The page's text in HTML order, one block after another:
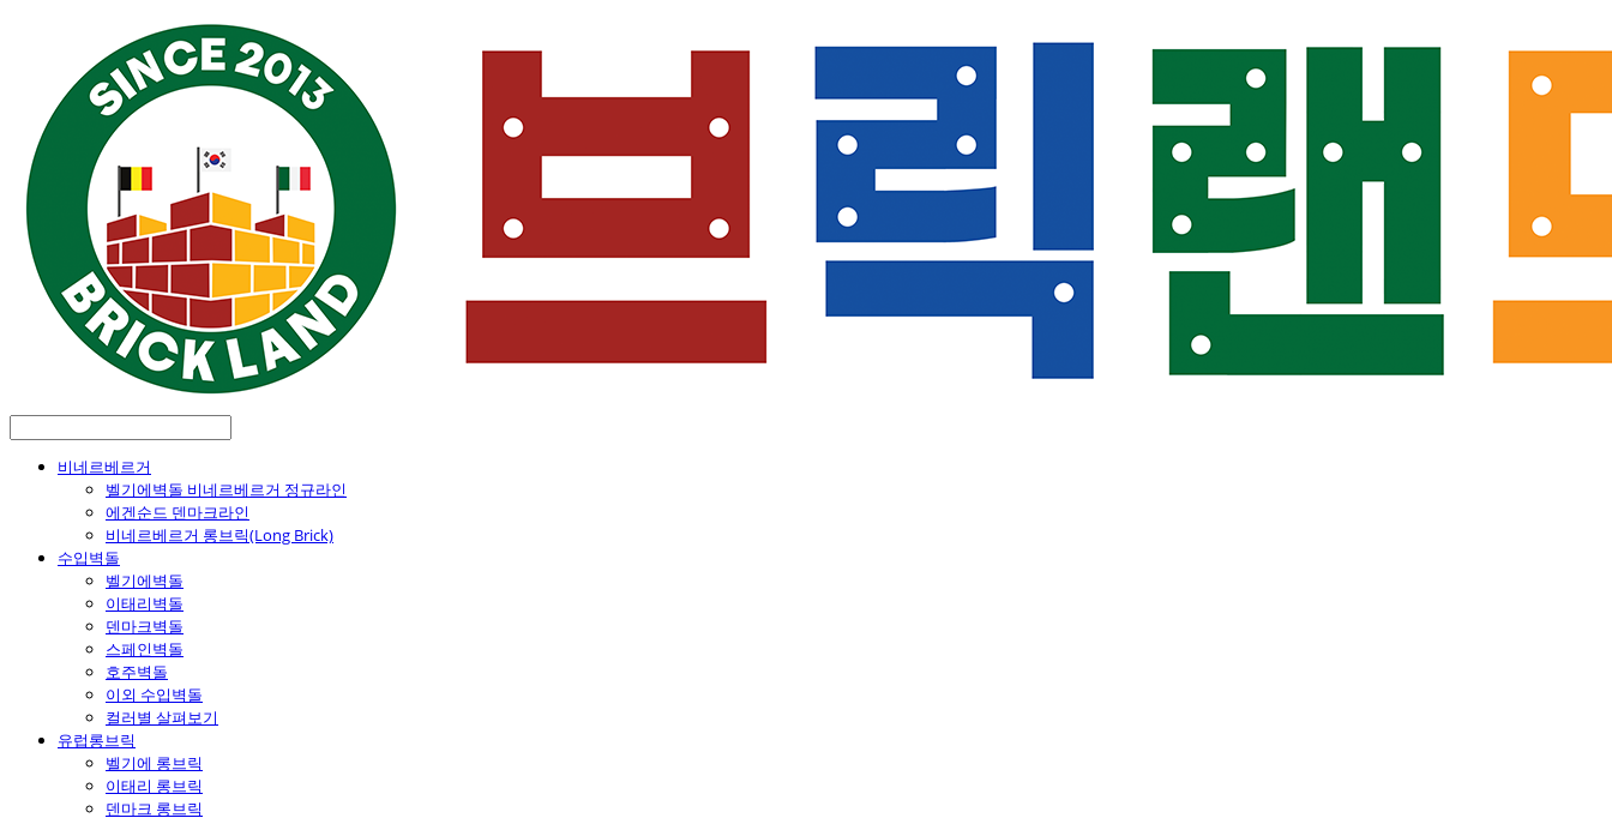
비네르베르거
벨기에벽돌 비네르베르거 정규라인
에겐순드 덴마크라인
비네르베르거 롱브릭(Long Brick)
수입벽돌
벨기에벽돌
이태리벽돌
덴마크벽돌
스페인벽돌
호주벽돌
이외 수입벽돌
컬러별 살펴보기
유럽롱브릭
벨기에 롱브릭
이태리 롱브릭
덴마크 롱브릭